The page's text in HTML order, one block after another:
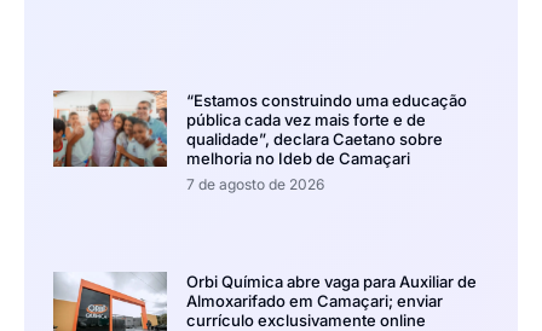
“Estamos construindo uma educação
pública cada vez mais forte e de
qualidade”, declara Caetano sobre
melhoria no Ideb de Camaçari
7 de agosto de 2026
Orbi Química abre vaga para Auxiliar de
Almoxarifado em Camaçari; enviar
currículo exclusivamente online